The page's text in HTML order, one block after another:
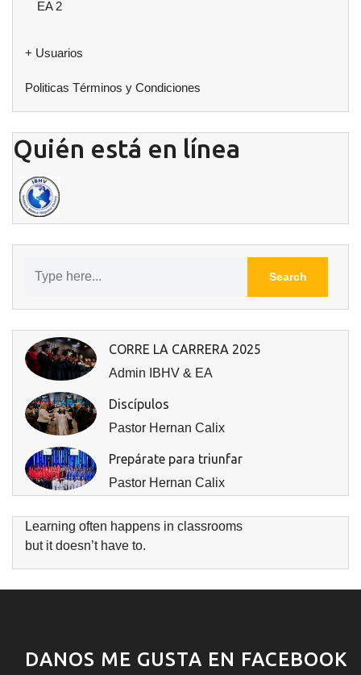
EA 2
+ Usuarios
Politicas Términos y Condiciones
Quién está en línea
CORRE LA CARRERA 2025
Admin IBHV & EA
Discípulos
Pastor Hernan Calix
Prepárate para triunfar
Pastor Hernan Calix
Learning often happens in classrooms
but it doesn’t have to.
DANOS ME GUSTA EN FACEBOOK